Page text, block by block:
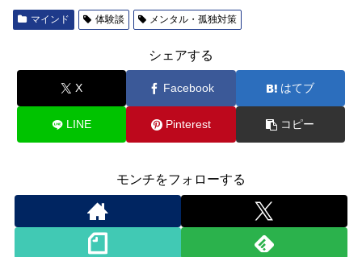
マインド 体験談 メンタル・孤独対策
シェアする
X Facebook はてブ
LINE Pinterest コピー
モンチをフォローする